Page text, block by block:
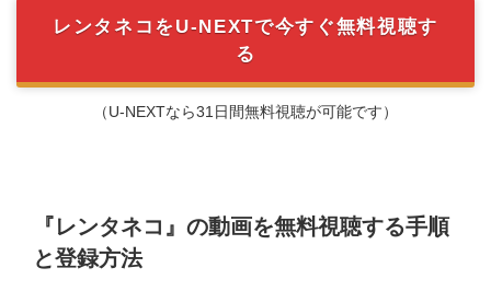
レンタネコをU-NEXTで今すぐ無料視聴す
る
（U-NEXTなら31日間無料視聴が可能です）
『レンタネコ』の動画を無料視聴する手順
と登録方法